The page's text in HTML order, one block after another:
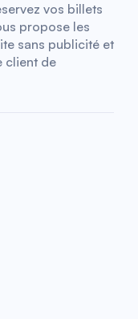
vos billets
propose les
sans publicité et
client de